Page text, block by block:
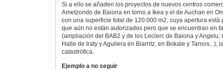
Si a ello se añaden los proyectos de nuevos centros
Ametzondo de Baiona en torno a Ikea y el de Auchan en
con una superficie total de 120.000 m2, cuya apertura está
que aún no están autorizados pero que se encuentran en
(ampliación del BAB2 y de los Leclerc de Baiona y Angelu;
Halle de Iraty y Aguilera en Biarritz, en Bokale y Tarnos...),
catastrófica.
Ejemplo a no seguir